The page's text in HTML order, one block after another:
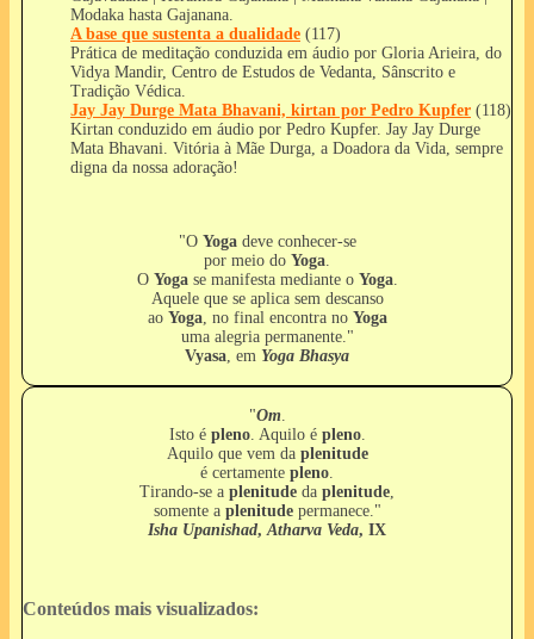
Modaka hasta Gajanana.
A base que sustenta a dualidade (117)
Prática de meditação conduzida em áudio por Gloria Arieira, do
Vidya Mandir, Centro de Estudos de Vedanta, Sânscrito e
Tradição Védica.
Jay Jay Durge Mata Bhavani, kirtan por Pedro Kupfer (118)
Kirtan conduzido em áudio por Pedro Kupfer. Jay Jay Durge
Mata Bhavani. Vitória à Mãe Durga, a Doadora da Vida, sempre
digna da nossa adoração!
"O Yogadeve conhecer-se
por meio do Yoga
O Yogase manifesta mediante o Yoga.
Aquele que se aplica sem descanso
ao Yoga, no final encontra no Yoga
uma alegria permanente."
Vyasa , em Yoga Bhasya
"Om.
Isto é pleno. Aquilo é pleno.
Aquilo que vem da plenitude
é certamente pleno
Tirando-se a plenitude da plenitude
somente a plenitudepermanece."
Isha Upanishad, Atharva Veda, IX
Conteúdos mais visualizados: